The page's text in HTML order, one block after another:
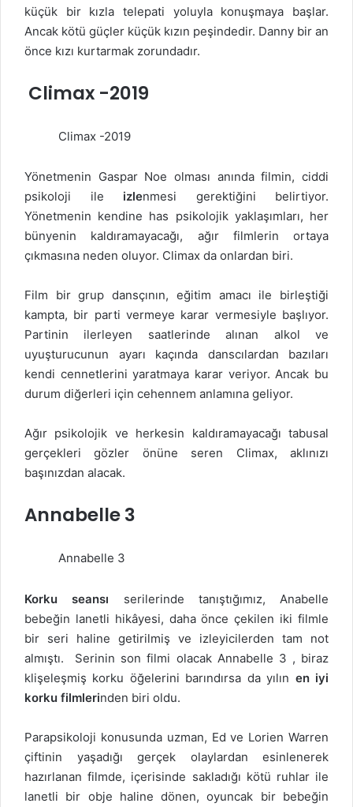
küçük bir kızla telepati yoluyla konuşmaya başlar.
Ancak kötü güçler küçük kızın peşindedir. Danny bir an
önce kızı kurtarmak zorundadır.
Climax -2019
Climax -2019
Yönetmenin Gaspar Noe olması anında filmin, ciddi
psikoloji ile izlenmesi gerektiğini belirtiyor.
Yönetmenin kendine has psikolojik yaklaşımları, her
bünyenin kaldıramayacağı, ağır filmlerin ortaya
çıkmasına neden oluyor. Climax da onlardan biri.
Film bir grup dansçının, eğitim amacı ile birleştiği
kampta, bir parti vermeye karar vermesiyle başlıyor.
Partinin ilerleyen saatlerinde alınan alkol ve
uyuşturucunun ayarı kaçında danscılardan bazıları
kendi cennetlerini yaratmaya karar veriyor. Ancak bu
durum diğerleri için cehennem anlamına geliyor.
Ağır psikolojik ve herkesin kaldıramayacağı tabusal
gerçekleri gözler önüne seren Climax, aklınızı
başınızdan alacak.
Annabelle 3
Annabelle 3
Korku seansı serilerinde tanıştığımız, Anabelle
bebeğin lanetli hikâyesi, daha önce çekilen iki filmle
bir seri haline getirilmiş ve izleyicilerden tam not
almıştı.
Serinin son filmi olacak Annabelle 3 , biraz
klişeleşmiş korku öğelerini barındırsa da yılın en iyi
korku filmlerinden biri oldu.
Parapsikoloji konusunda uzman, Ed ve Lorien Warren
çiftinin yaşadığı gerçek olaylardan esinlenerek
hazırlanan filmde, içerisinde sakladığı kötü ruhlar ile
lanetli bir obje haline dönen, oyuncak bir bebeğin